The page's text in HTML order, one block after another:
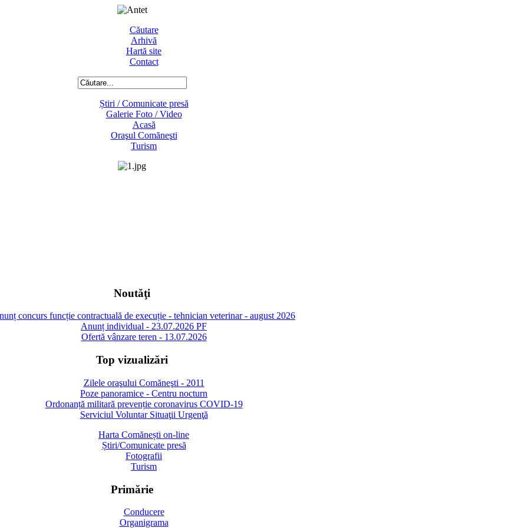
Căutare
Arhivă
Hartă site
Contact
Știri / Comunicate presă
Galerie Foto / Video
Acasă
Oraşul Comăneşti
Turism
Noutăţi
concurs funcție contractuală de execuție - tehnician veterinar - august 2026
Anunț individual - 23.07.2026 PF
Ofertă vânzare teren - 13.07.2026
Top vizualizări
Zilele oraşului Comăneşti - 2011
Poze panoramice - Centru nocturn
Ordonanță militară prevenție coronavirus COVID-19
Serviciul Voluntar Situaţii Urgenţă
Harta Comănești on-line
Știri/Comunicate presă
Fotografii
Turism
Primărie
Conducere
Organigrama